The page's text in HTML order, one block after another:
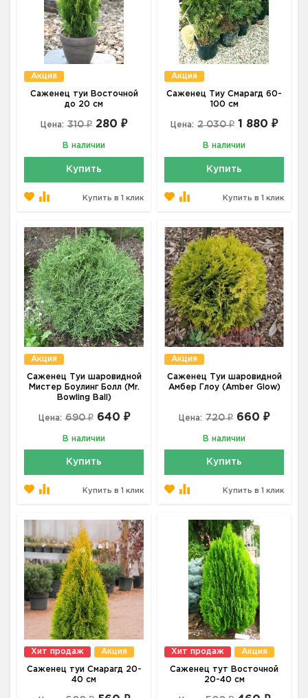
Акция
Саженец туи Восточной
до 20 см
Цена: 310 ₽ 280 ₽
В наличии
Купить
Купить в 1 клик
Акция
Саженец Тиу Смарагд 60-
100 см
Цена: 2 030 ₽ 1 880 ₽
В наличии
Купить
Купить в 1 клик
Акция
Саженец Туи шаровидной
Мистер Боулинг Болл (Mr.
Bowling Ball)
Цена: 690 ₽ 640 ₽
В наличии
Купить
Купить в 1 клик
Акция
Саженец Туи шаровидной
Амбер Глоу (Amber Glow)
Цена: 720 ₽ 660 ₽
В наличии
Купить
Купить в 1 клик
Хит продаж Акция
Саженец туи Смарагд 20-
40 см
Хит продаж Акция
Саженец тут Восточной
20-40 см